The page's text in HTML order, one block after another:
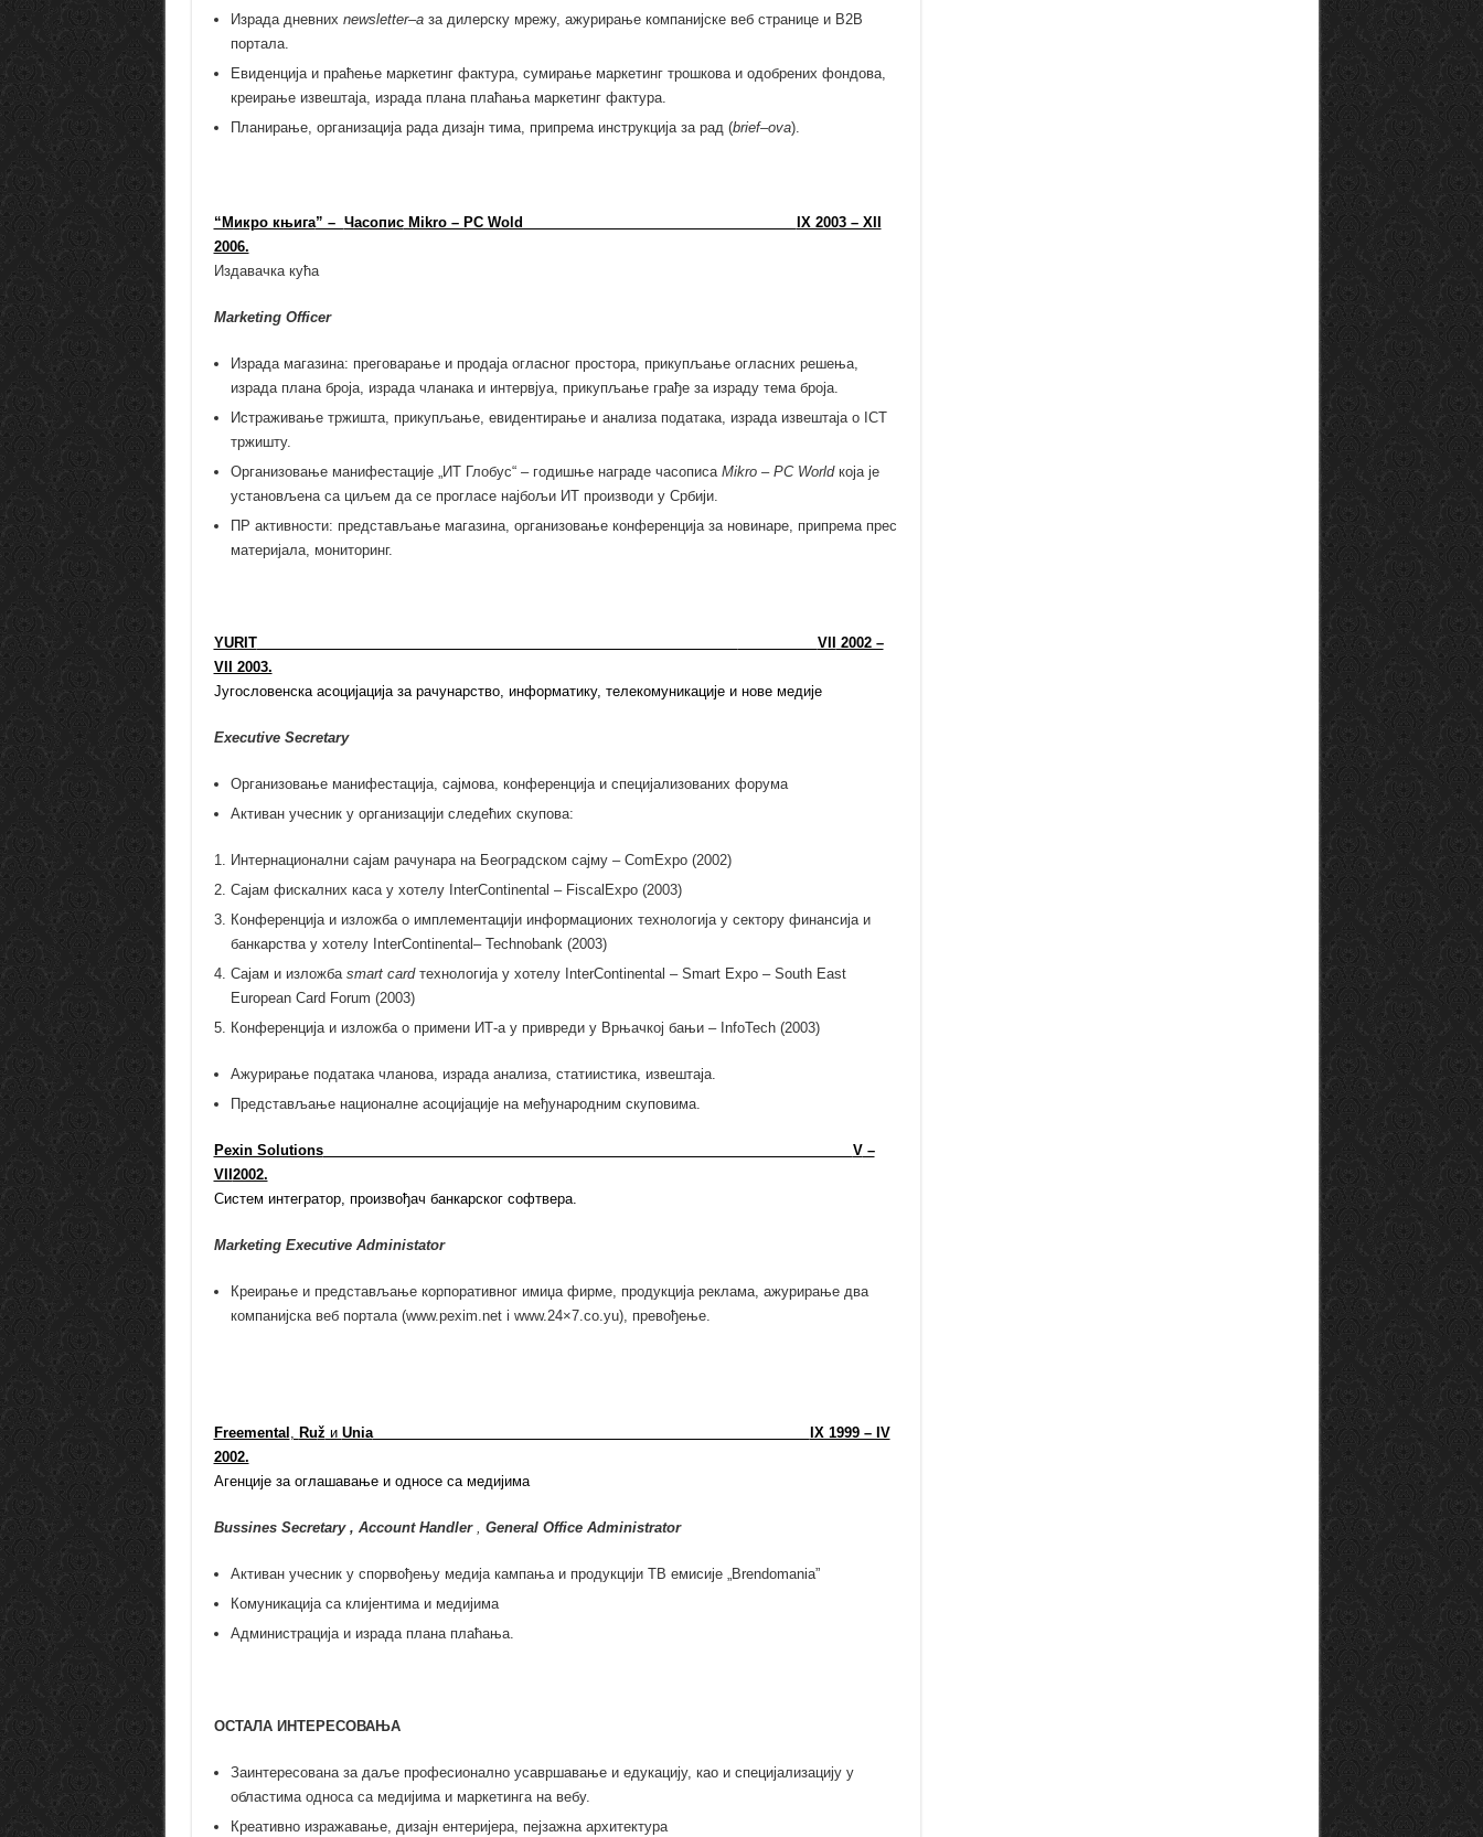
Израда дневних newsletter–aза дилерску мрежу, ажурирање компанијске веб странице и B2B
портала.
Евиденција и праћење маркетинг фактура, сумирање маркетинг трошкова и одобрених фондова,
креирање извештаја, израда плана плаћања маркетинг фактура.
Планирање, организација рада дизајн тима, припрема инструкција за рад (brief–ova).
“Mикро књига” – ЧасописMikro – PC Wold
IX 2003 – XII
2006.
Издавачка кућа
Marketing Officer
Израда магазина: преговарање и продаја огласног простора, прикупљање огласних решења,
израда плана броја, израда чланака и интервјуа, прикупљање грађе за израду тема броја.
Истраживање тржишта, прикупљање, евидентирање и анализа података, израда извештаја о ICT
тржишту.
Организовање манифестације „ИТ Глобус“ – годишње награде часописа Mikro – PC World која је
установљена са циљем да се прогласе најбољи ИТ производи у Србији.
ПР активности: представљање магазина, организовање конференција за новинаре, припрема прес
материјала, мониторинг.
YURIT VII
2002 –
VII 2003.
Југословенска асоцијација за рачунарство, информатику, телекомуникације и нове медије
Executive Secretary
Организовање манифестација, сајмова, конференција и специјализованих форума
Активан учесник у организацији следећих скупова:
Интернационални сајам рачунара на Београдском сајму – ComExpo (2002)
Сајам фискалних каса у хотелу InterContinental – FiscalExpo (2003)
Конференција и изложба о имплементацији информационих технологија у сектору финансија и
банкарства у хотелу InterContinental– Technobank (2003)
Сајам и изложба smart cardтехнологија у хотелу InterContinental – Smart Expo – South East
European Card Forum (2003)
Конференција и изложба о примени ИТ-а у привреди у Врњачкој бањи – InfoTech (2003)
Ажурирање података чланова, израда анализа, статиистика, извештаја.
Представљање националне асоцијације на међународним скуповима.
Pexin Solutions V–
VII 2002.
Систем интегратор, произвођач банкарског софтвера.
Marketing Executive Administator
Креирање и представљање корпоративног имиџа фирме, продукција реклама, ажурирање два
компанијска веб портала (www.pexim.net i www.24×7.co.yu), превођење.
Freemental , Ruž и Unia
IX 1999 – IV
2002.
Агенције за оглашавање и односе са медијима
Bussines Secretary , Account Handler, General Office Administrator
Активан учесник у спорвођењу медија кампања и продукцији ТВ емисије „Brendomania”
Комуникација са клијентима и медијима
Администрација и израда плана плаћања.
ОСТАЛА ИНТЕРЕСОВАЊА
Заинтересована за даље професионално усавршавање и едукацију, као и специјализацију у
областима односа са медијима и маркетинга на вебу.
Креативно изражавање, дизајн ентеријера, пејзажна архитектура